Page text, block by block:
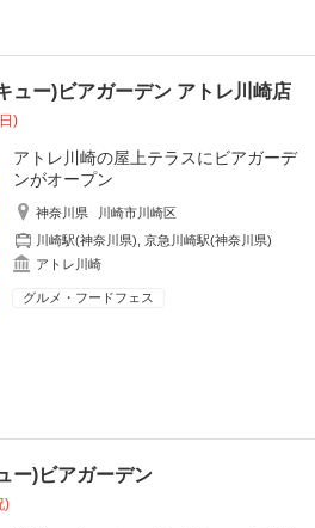
ュー)ビアガーデン アトレ川崎店
)
アトレ川崎の屋上テラスにビアガーデ
ンがオープン
神奈川県
川崎市川崎区
川崎駅(神奈川県) ,京急川崎駅(神奈川県)
アトレ川崎
グルメ・フードフェス
ー)ビアガーデン
)